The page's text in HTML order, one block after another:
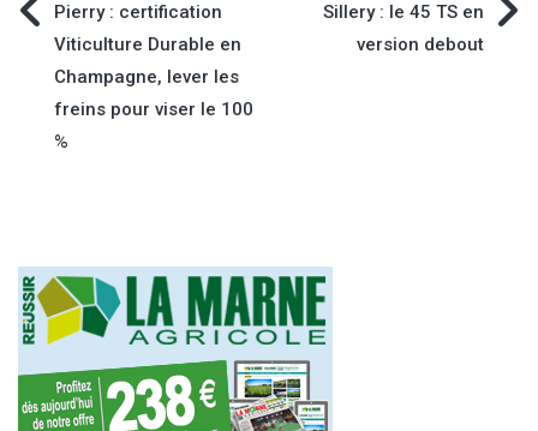
Navigation
de
l’article
Pierry : certification
Viticulture Durable en
Champagne, lever les
freins pour viser le 100
%
Sillery : le 45 TS en
version debout